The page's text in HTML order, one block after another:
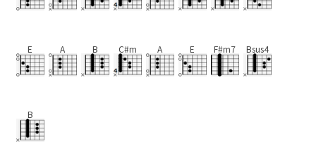
E A B C#m A E F#m7 Bsus4
B